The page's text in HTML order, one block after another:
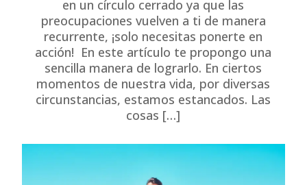
en un círculo cerrado ya que las
preocupaciones vuelven a ti de manera
recurrente, ¡solo necesitas ponerte en
acción! En este artículo te propongo una
sencilla manera de lograrlo. En ciertos
momentos de nuestra vida, por diversas
circunstancias, estamos estancados. Las
cosas […]